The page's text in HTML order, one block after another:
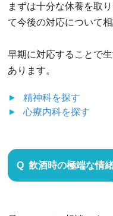
まずは十分な休養を取
て今後の対応について
早期に対応することで
あります。
精神科を探す
心療内科を探す
飲酒時の極端な情